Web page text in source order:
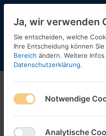
Menü Anmelden
Ja, wir verwenden
Sie entscheiden, welche
Ihre Entscheidung können
Bereich ändern. Weitere
Datenschutzerklärung.
Notwendige
Analytische